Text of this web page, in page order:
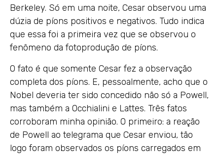
Berkeley. Só em uma noite, Cesar observou uma
dúzia de píons positivos e negativos. Tudo indica
que essa foi a primeira vez que se observou o
fenômeno da fotoprodução de píons.
O fato é que somente Cesar fez a observação
completa dos píons. E, pessoalmente, acho que o
Nobel deveria ter sido concedido não só a Powell,
mas também a Occhialini e Lattes. Três fatos
corroboram minha opinião. O primeiro: a reação
de Powell ao telegrama que Cesar enviou, tão
logo foram observados os píons carregados em